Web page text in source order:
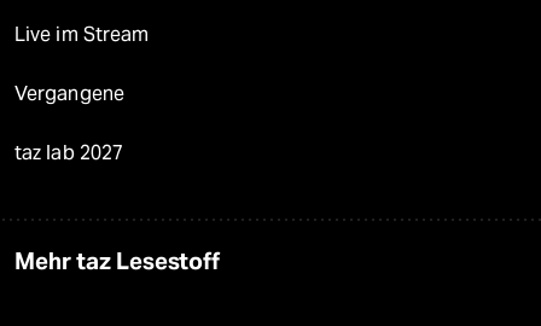
Live im Stream
Vergangene
taz lab 2027
Mehr taz Lesestoff